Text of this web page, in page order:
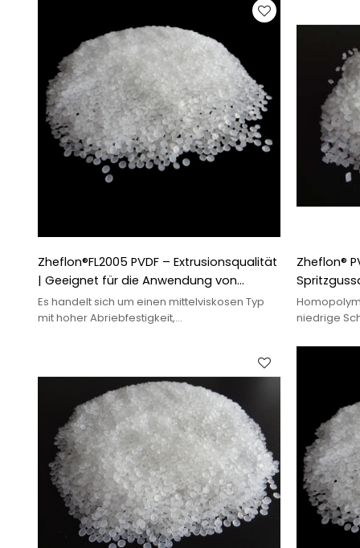
Zheflon®FL2005 PVDF – Extrusionsqualität
| Geeignet für die Anwendung von
Angelschnur
Es handelt sich um einen mittelviskosen Typ
mit hoher Abriebfestigkeit,
Zheflon®
niedrige